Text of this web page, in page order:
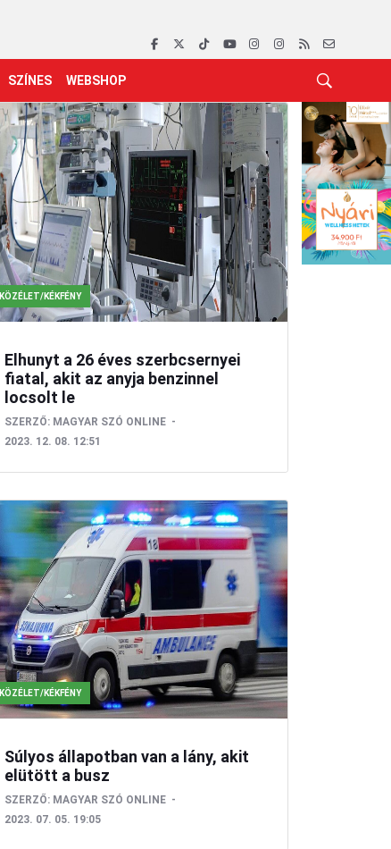
SZÍNES WEBSHOP
KÖZÉLET/KÉKFÉNY
Elhunyt a 26 éves szerbcsernyei
fiatal, akit az anyja benzinnel
locsolt le
SZERZŐ: MAGYAR SZÓ ONLINE
2023. 12. 08. 12:51
KÖZÉLET/KÉKFÉNY
Súlyos állapotban van a lány, akit
elütött a busz
SZERZŐ: MAGYAR SZÓ ONLINE
2023. 07. 05. 19:05